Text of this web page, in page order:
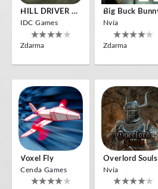
HILL DRIVER VR
IDC Games
Zdarma
Big Buck
Nvía
Zdarma
Voxel Fly
Cenda Games
Overlord Souls
Nvía